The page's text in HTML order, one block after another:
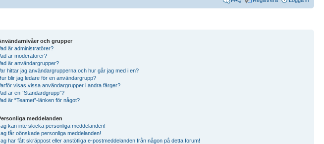
och grupper
är administratörer?
är moderatorer?
är användargrupper?
hittar jag användargrupperna och hur går jag med i en?
blir jag ledare för en användargrupp?
visas vissa användargrupper i andra färger?
är en “Standardgrupp”?
är “Teamet”-länken för något?
meddelanden
kan inte skicka personliga meddelanden!
får oönskade personliga meddelanden!
har fått skräppost eller anstötliga e-postmeddelanden från någon på detta forum!